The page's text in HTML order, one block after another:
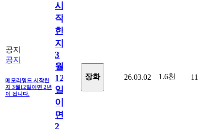
공지
공지
메모리워드 시작한
지 3월12일이면 2년
이 됩니다.
시
작
한
지
3
월
12
일
이
면
2
장화 26.03.02 1.6천 11